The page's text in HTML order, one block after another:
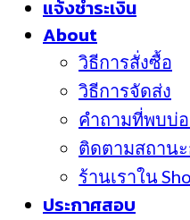
แจ้งชำระเงิน
About
วิธีการสั่งซื้อ
วิธีการจัดส่ง
คำถามที่พบบ่อ
ติดตามสถาน
ร้านเราใน
ประกาศสอบ